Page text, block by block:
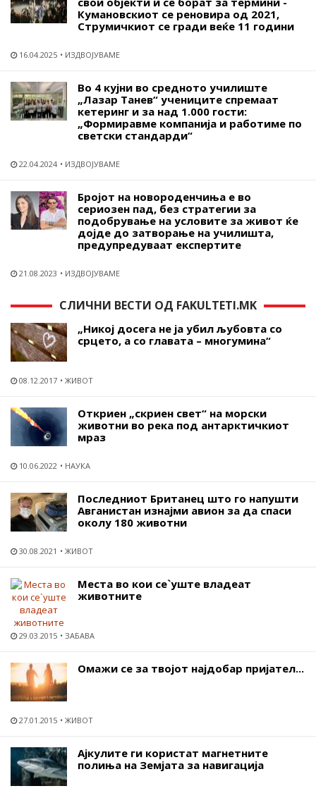
Кумановскиот се реновира од 2021,
Струмичкиот се гради веќе 11 години
16.04.2025 ИЗДВОЈУВАМЕ
Во 4 кујни во средното училиште
„Лазар Танев“ учениците спремаат
кетеринг и за над 1.000 гости:
„Формиравме компанија и работиме по
светски стандарди“
22.04.2024 ИЗДВОЈУВАМЕ
Бројот на новороденчиња е во
сериозен пад, без стратегии за
подобрување на условите за живот ќе
дојде до затворање на училишта,
предупредуваат експертите
21.08.2023 ИЗДВОЈУВАМЕ
СЛИЧНИ ВЕСТИ ОД FAKULTETI.MK
„Никој досега не ја убил љубовта со
срцето, а со главата – многумина“
08.12.2017 ЖИВОТ
Откриен „скриен свет“ на морски
животни во река под антарктичкиот
мраз
10.06.2022 НАУКА
Последниот Британец што го напушти
Авганистан изнајми авион за да спаси
околу 180 животни
30.08.2021 ЖИВОТ
Места во кои се`уште владеат
животните
29.03.2015 ЗАБАВА
Омажи се за твојот најдобар пријател...
27.01.2015 ЖИВОТ
Ајкулите ги користат магнетните
полиња на Земјата за навигација